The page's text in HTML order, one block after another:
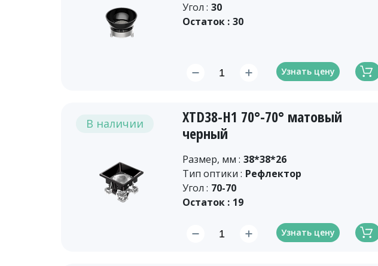
Угол : 30
Остаток : 30
Узнать цену
В наличии
XTD38-H1 70°-70° матовый
черный
Размер, мм : 38*38*26
Тип оптики : Рефлектор
Угол : 70-70
Остаток : 19
Узнать цену